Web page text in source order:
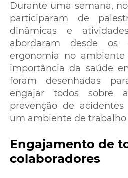
Durante uma semana,
participaram de
dinâmicas e
abordaram desde os
ergonomia no
importância da saúde
foram desenhadas
engajar todos sobre
prevenção de
um ambiente de trabalho
Engajamento de
colaboradores